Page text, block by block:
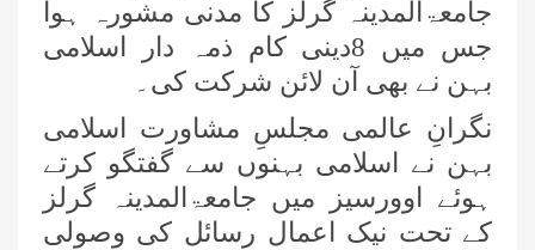
جامعۃالمدینہ گرلز کا مدنی مشورہ ہوا
جس میں 8دینی کام ذمہ دار اسلامی
بہن نے بھی آن لائن شرکت کی۔
نگرانِ عالمی مجلسِ مشاورت اسلامی
بہن نے اسلامی بہنوں سے گفتگو کرتے
ہوئے اوورسیز میں جامعۃالمدینہ گرلز
کے تحت نیک اعمال رسائل کی وصولی
نیو کاسل کی ذمہ دار اسلامی بہنوں کا
مدنی مشورہ
سڈنی نگران کے ہمراہ اہم مدنی مشورہ
وکٹوریا نگران کے ہمراہ میٹنگ